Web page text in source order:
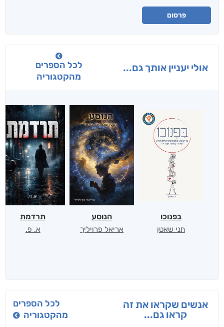
פרסום
אולי יעניין אותך גם...
לכל הספרים
מהקטגוריה
בפנוכו
חני שאטן
הנוסע
אריאל פרויליך
תרדמת
א. פ.
אנשים שקראו את זה
קראו גם...
לכל הספרים
מהקטגוריה